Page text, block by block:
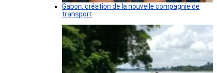
Gabon: création de la nouvelle compagnie de
transport